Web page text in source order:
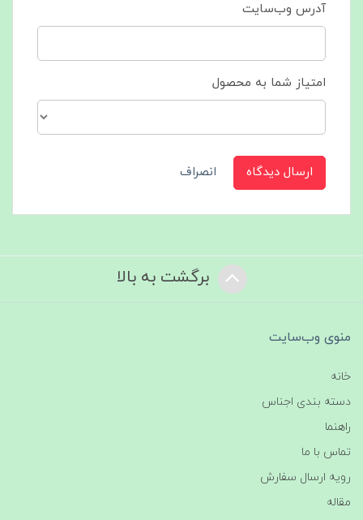
آدرس وب‌سایت
امتیاز شما به محصول
ارسال دیدگاه انصراف
برگشت به بالا
منوی وب‌سایت
خانه
دسته بندی اجناس
راهنما
تماس با ما
رویه ارسال سفارش
مقاله